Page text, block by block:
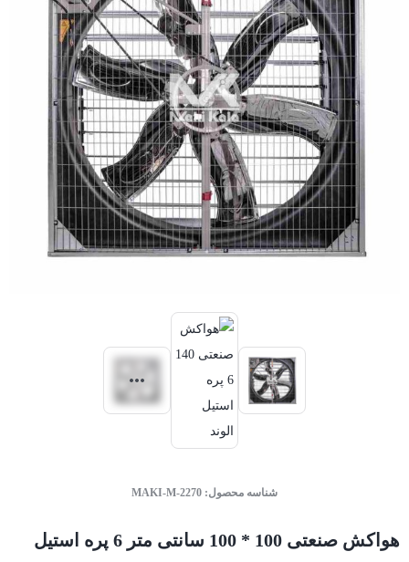
شناسه محصول: MAKI-M-2270
هواکش صنعتی 100 * 100 سانتی متر 6 پره استیل